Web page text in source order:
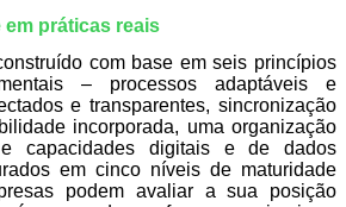
em práticas reais
com base em seis princípios
– processos adaptáveis e
e transparentes, sincronização
incorporada, uma organização
e capacidades digitais e de dados
em cinco níveis de maturidade
podem avaliar a sua posição